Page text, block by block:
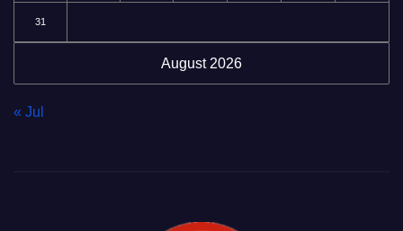
August 2026
31
« Jul